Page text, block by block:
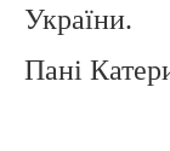
України.
Пані